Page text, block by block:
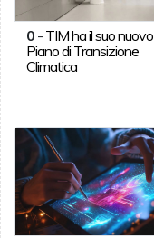
0- TIM ha il suo nuovo
Piano di Transizione
Climatica